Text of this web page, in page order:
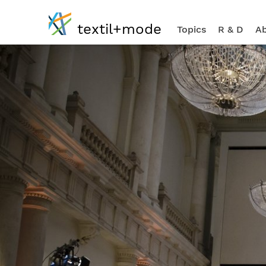
textil+mode Topics R & D